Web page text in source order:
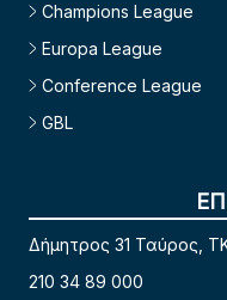
Champions League
Europa League
Conference League
GBL
Δήμητρος 31 Ταύρος,
210 34 89 000